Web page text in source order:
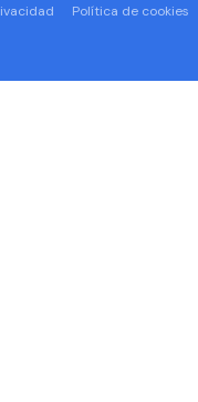
Política de cookies